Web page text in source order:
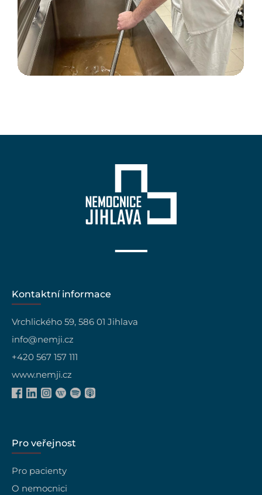
Kontaktní informace
Vrchlického 59, 586 01 Jihlava
info@nemji.cz
+420 567 157 111
www.nemji.cz
Pro veřejnost
Pro pacienty
O nemocnici